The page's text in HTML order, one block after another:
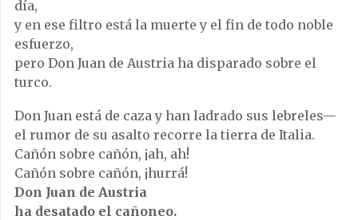
día,
y en ese filtro está la muerte y el fin de todo noble
esfuerzo,
pero Don Juan de Austria ha disparado sobre el
turco.
Don Juan está de caza y han ladrado sus lebreles—
el rumor de su asalto recorre la tierra de Italia.
Cañón sobre cañón, ¡ah, ah!
Cañón sobre cañón, ¡hurrá!
Don Juan de Austria
ha desatado el cañoneo.